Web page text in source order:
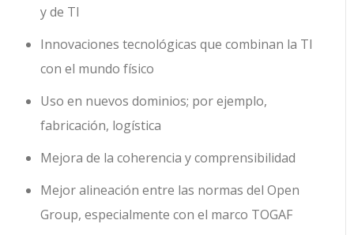
y de TI
Innovaciones tecnológicas que combinan la TI
con el mundo físico
Uso en nuevos dominios; por ejemplo,
fabricación, logística
Mejora de la coherencia y comprensibilidad
Mejor alineación entre las normas del Open
Group, especialmente con el marco TOGAF